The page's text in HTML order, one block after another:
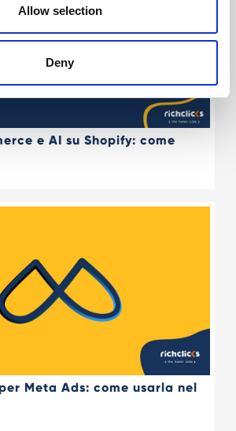
Allow selection
Deny
e AI su Shopify: come
Meta Ads: come usarla nel